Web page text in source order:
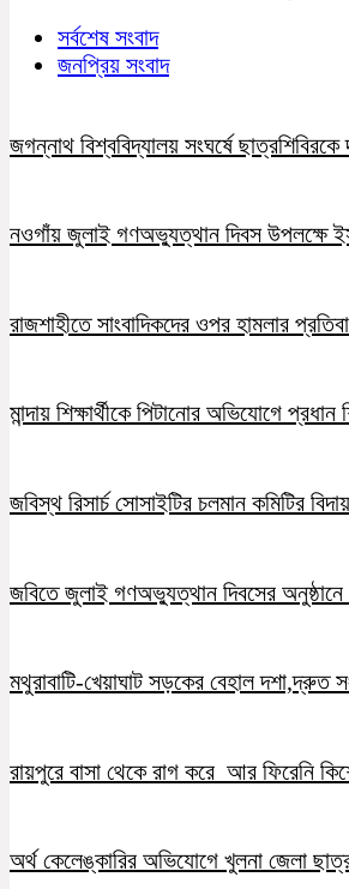
সর্বশেষ সংবাদ
জনপ্রিয় সংবাদ
জগন্নাথ বিশ্ববিদ্যালয় সংঘর্ষে ছাত্রশিবিরকে
নওগাঁয় জুলাই গণঅভ্যুত্থান দিবস উপলক্ষে
রাজশাহীতে সাংবাদিকদের ওপর হামলার
মান্দায় শিক্ষার্থীকে পিটানোর অভিযোগে
জবিস্থ রিসার্চ সোসাইটির চলমান কমিটির
জবিতে জুলাই গণঅভ্যুত্থান দিবসের
মথুরাবাটি-খেয়াঘাট সড়কের বেহাল দশা,দ্রুত
রায়পুরে বাসা থেকে রাগ করে আর ফিরেনি
অর্থ কেলেঙ্কারির অভিযোগে খুলনা জেলা